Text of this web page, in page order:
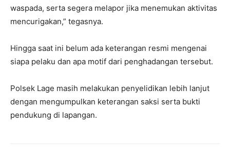
waspada, serta segera melapor jika menemukan aktivitas
mencurigakan,” tegasnya.
Hingga saat ini belum ada keterangan resmi mengenai
siapa pelaku dan apa motif dari penghadangan tersebut.
Polsek Lage masih melakukan penyelidikan lebih lanjut
dengan mengumpulkan keterangan saksi serta bukti
pendukung di lapangan.